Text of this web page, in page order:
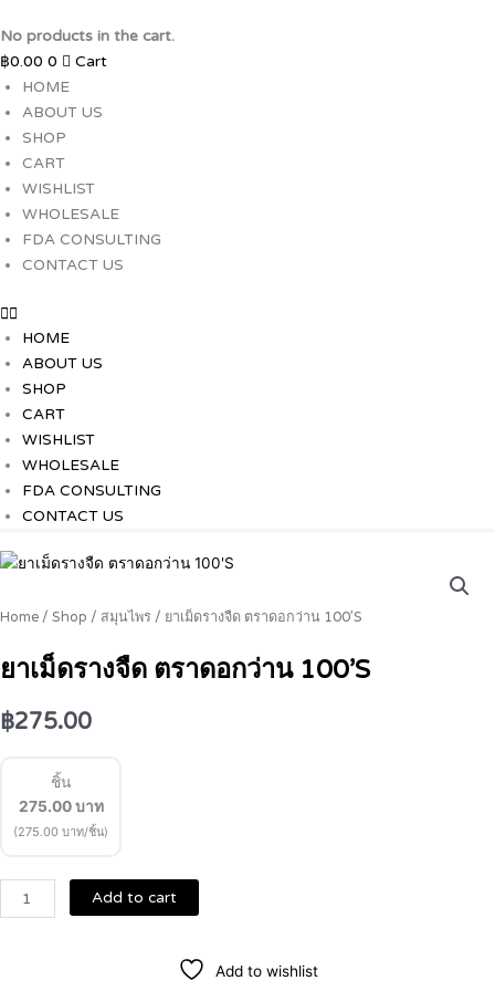
to
content
No products in the cart.
฿0.00 0
Cart
HOME
ABOUT US
SHOP
CART
WISHLIST
WHOLESALE
FDA CONSULTING
CONTACT US
HOME
ABOUT US
SHOP
CART
WISHLIST
WHOLESALE
FDA CONSULTING
CONTACT US
Home/ Shop / สมุนไพร/ ยาเม็ดรางจืด ตราดอกว่าน 100’S
ยาเม็ดรางจืด ตราดอกว่าน 100’S
฿275.00
ชิ้น
275.00บาท
(275.00 บาท/ชิ้น)
ยา
รางจืด
อก
ว่าน
100'S
quantity
Add to cart
Add to wishlist